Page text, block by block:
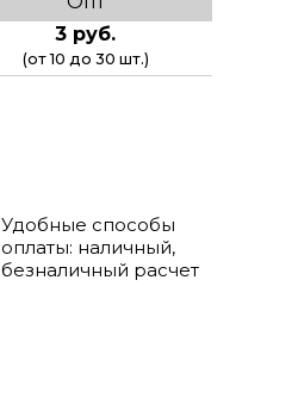
3 руб.
(от 10 до 30 шт.)
Удобные способы
оплаты: наличный,
безналичный расчет